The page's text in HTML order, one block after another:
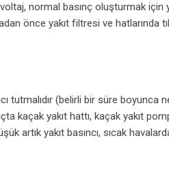
normal basınç oluşturmak için
önce yakıt filtresi ve hatlarında
tutmalıdır (belirli bir süre boyunca
kaçak yakıt hattı, kaçak yakıt
artık yakıt basıncı, sıcak